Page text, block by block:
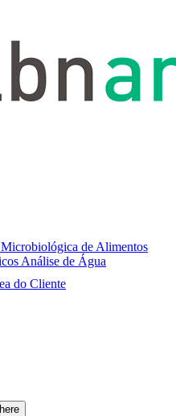
de Alimentos
Análise de Água
do Cliente